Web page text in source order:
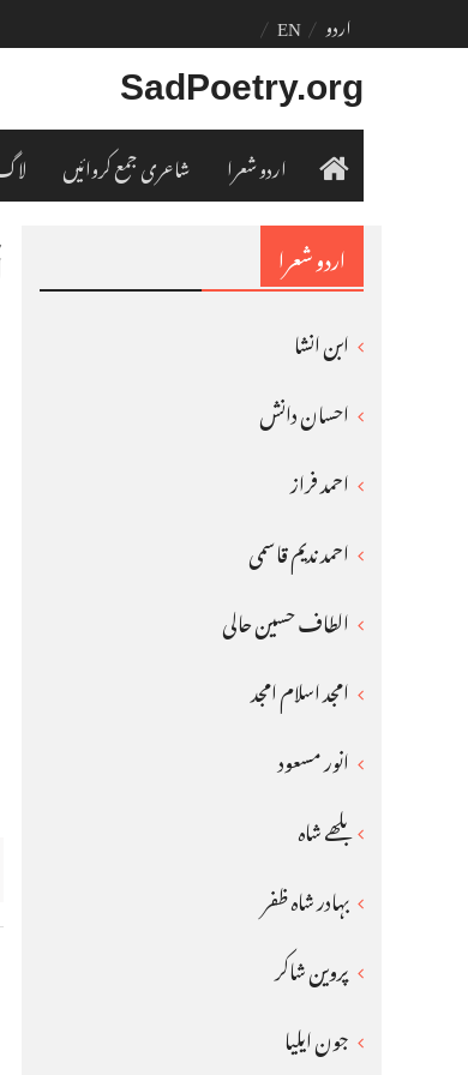
to
EN اردو
SadPoetry.org
ہوم اردو شعرا شاعری جمع کروائیں
اردو شعرا
ابن انشا
احسان دانش
احمد فراز
احمد ندیم قاسمی
الطاف حسین حالی
امجد اسلام امجد
انور مسعود
بلھے شاہ
بہادر شاہ ظفر
پروین شاکر
جون ایلیا